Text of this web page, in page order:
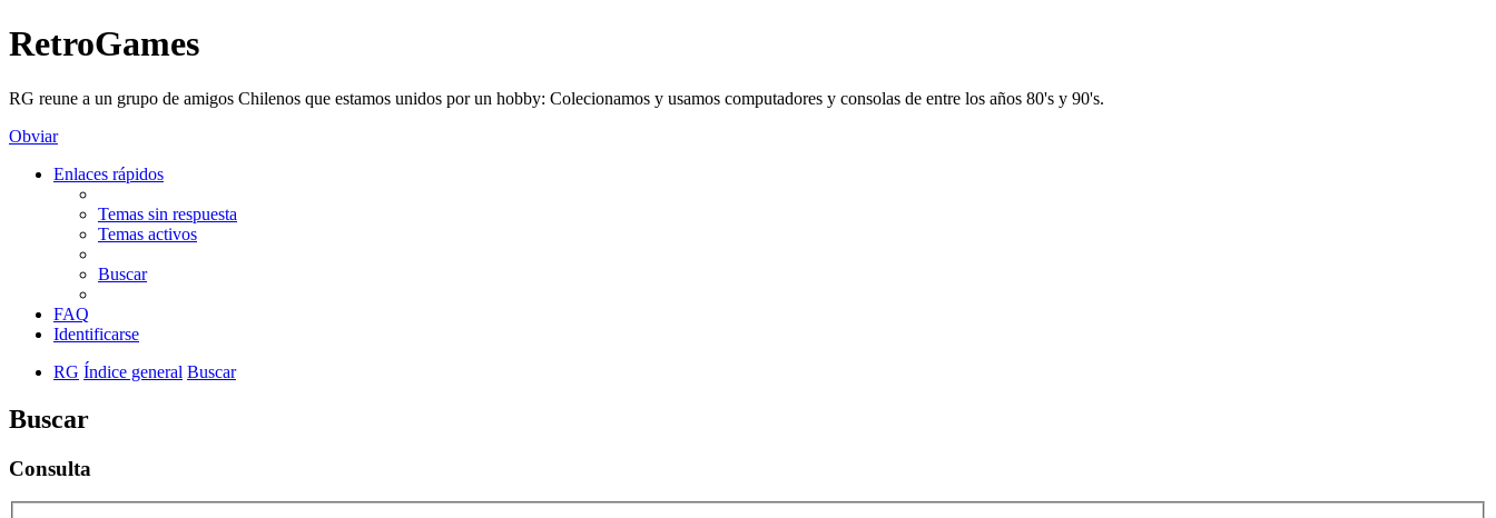
RetroGames
RG reune a un grupo de amigos Chilenos que estamos unidos por un hobby: Colecionamos y usamos computadores y consolas de entre los años 80's y 90's.
Obviar
Enlaces rápidos
Temas sin respuesta
Temas activos
Buscar
FAQ
Identificarse
RG Índice general Buscar
Buscar
Consulta